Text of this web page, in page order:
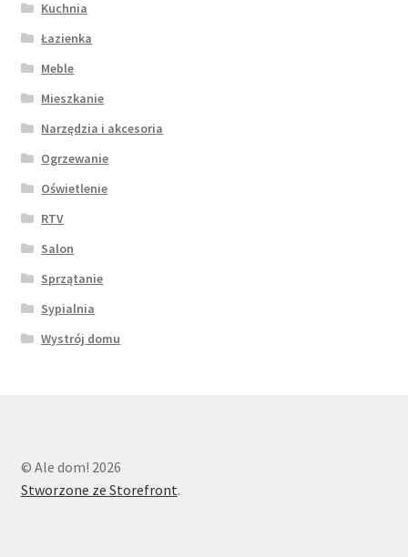
Kuchnia
Łazienka
Meble
Mieszkanie
Narzędzia i akcesoria
Ogrzewanie
Oświetlenie
RTV
Salon
Sprzątanie
Sypialnia
Wystrój domu
© Ale dom! 2026
Stworzone ze Storefront.